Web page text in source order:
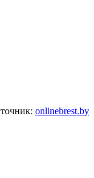
onlinebrest.by